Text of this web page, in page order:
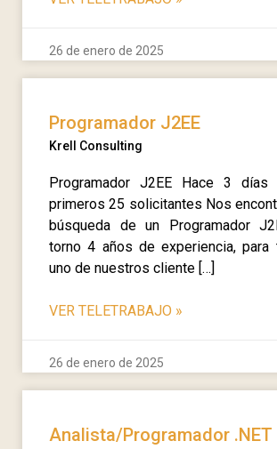
26 de enero de 2025
Programador J2EE
Krell Consulting
Programador J2EE Hace 3
primeros 25 solicitantes Nos
búsqueda de un Programador
torno 4 años de experiencia, para
uno de nuestros cliente […]
VER TELETRABAJO »
26 de enero de 2025
Analista/Programador .NET